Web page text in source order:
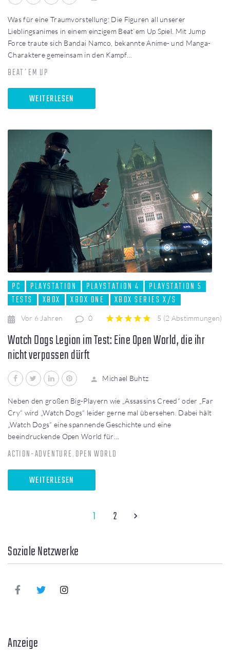
Was für eine Traumvorstellung: Die Figuren all unserer
Lieblingsanimes in einem einzigem Beat`em Up Spiel. Mit Jump
Force traute sich Bandai Namco, bekannte Anime- und Manga-
Charaktere gemeinsam in den Kampf…
BEAT´EM UP
WEITERLESEN
PC PLAYSTATION PLAYSTATION 4
PLAYSTATION 5
TESTS
XBOX XBOX ONE XBOX SERIES X/S
Vor 6 Jahren 0 5 (2 Abstimmungen)
Watch Dogs Legion im Test: Eine Open World, die ihr
nicht verpassen dürft
FacebookTwitterLinkedIn
Michael Buhtz
Neben den großen Big-Playern wie „Assassins Creed“ oder „Far
Cry“ wird „Watch Dogs“ leider gerne mal übersehen. Dabei hält
„Watch Dogs“ eine spannende Geschichte und eine
beeindruckende Open World für…
ACTION-ADVENTURE OPEN WORLD
WEITERLESEN
1 2
Soziale Netzwerke
Anzeige